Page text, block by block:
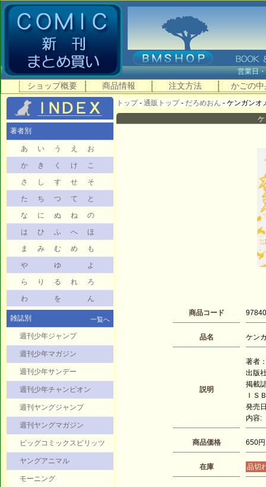
営業
ショップ概要 商品情報 注文方法 かごの中
著者別
あ い う え
お
か
き く け
こ
さ
し す せ
そ
た
ち つ て
と
な
に ぬ ね
の
は
ひ ふ へ
ほ
ま
み む め
も
や
ゆ
よ
ら
り る れ
ろ
わ
を ん
雑誌別 一覧へ
週刊少年ジャンプ
週刊少年マガジン
週刊少年サンデー
週刊少年チャンピオン
週刊ヤングジャンプ
週刊ヤングマガジン
ビッグコミックスピリッツ
ヤングアニマル
モーニング
トップ- 通販トップ- だろめおん - ケンガンオ
商品コード
品名 ケン
説明
著者
出版
掲載
ＩＳ
発売
内容:
商品価格 650円
在庫 品切